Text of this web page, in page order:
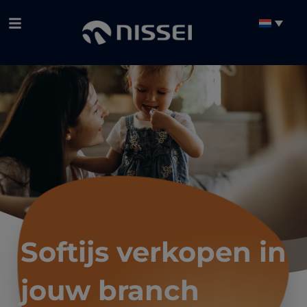
Softijs verkopen in
jouw branch